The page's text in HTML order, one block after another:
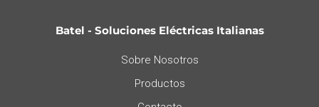
Batel - Soluciones Eléctricas Italianas
Sobre Nosotros
Productos